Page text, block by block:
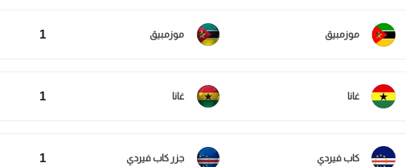
موزمبيق موزمبيق 1
غانا غانا 1
كاب فيردي جزر كاب فيردي 1